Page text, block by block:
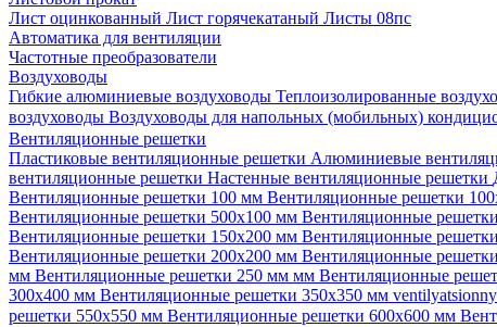
Лист оцинкованный Лист горячекатаный Листы 08пс
Автоматика для вентиляции
Частотные преобразователи
Воздуховоды
Гибкие алюминиевые воздуховоды Теплоизолированные
воздуховоды Воздуховоды для напольных (мобильных)
Вентиляционные решетки
Пластиковые вентиляционные решетки Алюминиевые
вентиляционные решетки Настенные вентиляционные решетки
Вентиляционные решетки 100 мм Вентиляционные решетки
Вентиляционные решетки 500х100 мм Вентиляционные
Вентиляционные решетки 150х200 мм Вентиляционные
Вентиляционные решетки 200х200 мм Вентиляционные
мм Вентиляционные решетки 250 мм мм Вентиляционные
300х400 мм Вентиляционные решетки 350х350 мм
решетки 550х550 мм Вентиляционные решетки 600х600 мм